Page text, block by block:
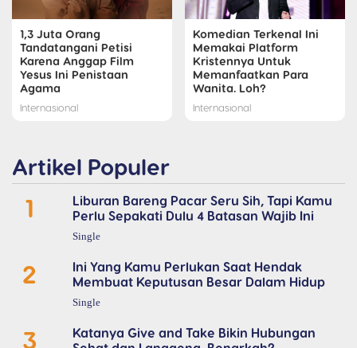
1,3 Juta Orang
Tandatangani Petisi
Karena Anggap Film
Yesus Ini Penistaan
Agama
Internasional
Komedian Terkenal Ini
Memakai Platform
Kristennya Untuk
Memanfaatkan Para
Wanita. Loh?
Internasional
Artikel Populer
1
Liburan Bareng Pacar Seru Sih, Tapi Kamu
Perlu Sepakati Dulu 4 Batasan Wajib Ini
Single
2
Ini Yang Kamu Perlukan Saat Hendak
Membuat Keputusan Besar Dalam Hidup
Single
3
Katanya Give and Take Bikin Hubungan